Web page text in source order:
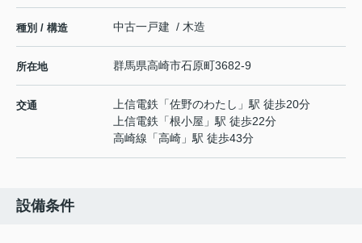
種別 / 構造 中古一戸建 / 木造
所在地 群馬県高崎市石原町3682-9
交通 上信電鉄 「佐野のわたし 」駅 徒歩20分
上信電鉄 「根小屋 」駅 徒歩22分
高崎線 「高崎 」駅 徒歩43分
設備条件